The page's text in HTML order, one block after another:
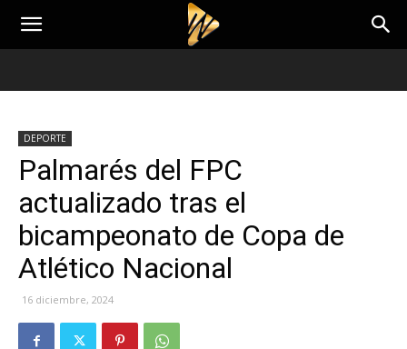
DEPORTE
Palmarés del FPC
actualizado tras el
bicampeonato de Copa de
Atlético Nacional
16 diciembre, 2024